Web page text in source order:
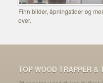
Finn bilder, åpningstider og
over.
TOP WOOD TRAPPER &